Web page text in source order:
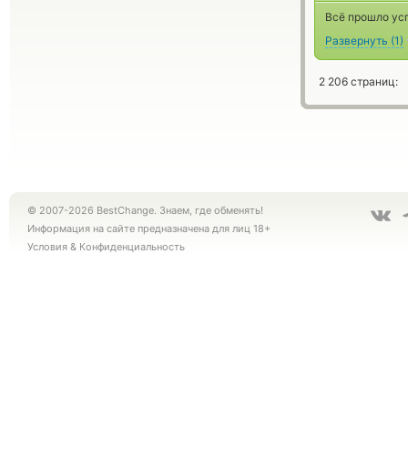
Всё прошло
Развернуть (1)
2 206 страниц:
© 2007-2026 BestChange. Знаем, где обменять!
Информация на сайте предназначена для лиц 18+
Условия & Конфиденциальность